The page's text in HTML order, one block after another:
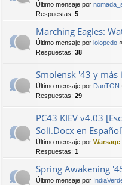
Último mensaje por
Respuestas: 5
Marching Eagles:
Último mensaje por lolopedo «
Respuestas: 38
Smolensk '43 y
Último mensaje por DanTGN
Respuestas: 29
PC43 KIEV v4.03
Soli.Docx en
Último mensaje por Warsage
Respuestas: 1
Spring Awakening
Último mensaje por